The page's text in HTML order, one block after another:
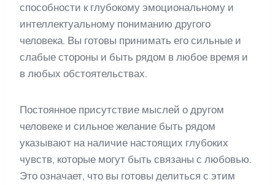
способности к глубокому эмоциональному и
интеллектуальному пониманию другого
человека. Вы готовы принимать его сильные и
слабые стороны и быть рядом в любое время и
в любых обстоятельствах.
Постоянное присутствие мыслей о другом
человеке и сильное желание быть рядом
указывают на наличие настоящих глубоких
чувств, которые могут быть связаны с любовью.
Это означает, что вы готовы делиться с этим